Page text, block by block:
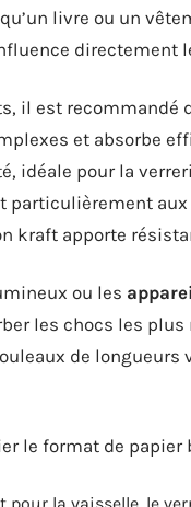
livre ou un
directement
il est recommandé
et absorbe
idéale pour la
particulièrement
kraft apporte
ou les
les chocs les
de longueurs
le format de papier